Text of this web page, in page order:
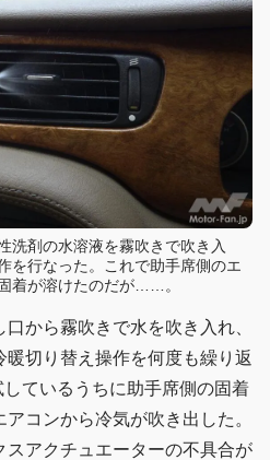
洗剤の水溶液を霧吹きで吹き入
を行なった。これで助手席側のエ
着が溶けたのだが……。
から霧吹きで水を吹き入れ、
切り替え操作を何度も繰り返
ているうちに助手席側の固着
コンから冷気が吹き出した。
アクチュエーターの不具合が